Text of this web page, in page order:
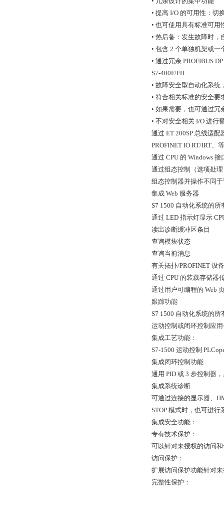
• 提高 I/O 的可用性：切
• 也可使用具有标准可用
• 热后备：发生故障时，
• 包含 2 个单独机架或
• 通过冗余 PROFIBUS
S7-400F/FH
• 故障安全型自动化系
• 符合相关标准的安全要
• 如果需要，也可通过冗
• 不对安全相关 I/O 进行
通过 ET 200SP 总线适配
PROFINET IO RT/IRT、
通过 CPU 的 Windows
通过组态控制（选项处
组态控制器并操作不同
集成 Web 服务器
S7 1500 自动化系统的所
通过 LED 指示灯显示
读出诊断缓冲区条目
查询模块状态
查询当前消息
有关拓扑/PROFINET 设
通过 CPU 的装载存储器
通过用户可编程的 Web
跟踪功能
S7 1500 自动化系统的
运动控制或闭环控制应
集成工艺功能：
S7-1500 运动控制
集成闭环控制功能
通用 PID 或 3 步控制器
集成系统诊断
可通过连接的显示器、
STOP 模式时，也可进
集成安全功能：
专有技术保护：
可以针对未授权的访问
访问保护：
扩展访问保护功能针对
完整性保护：